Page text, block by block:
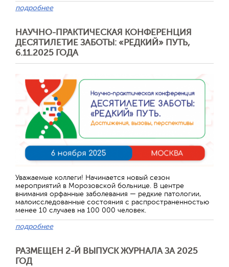
подробнее
НАУЧНО-ПРАКТИЧЕСКАЯ КОНФЕРЕНЦИЯ
ДЕСЯТИЛЕТИЕ ЗАБОТЫ: «РЕДКИЙ» ПУТЬ,
6.11.2025 ГОДА
Уважаемые коллеги! Начинается новый сезон
мероприятий в Морозовской больнице. В центре
внимания орфанные заболевания — редкие патологии,
малоисследованные состояния с распространенностью
менее 10 случаев на 100 000 человек.
подробнее
РАЗМЕЩЕН 2-Й ВЫПУСК ЖУРНАЛА ЗА 2025
ГОД